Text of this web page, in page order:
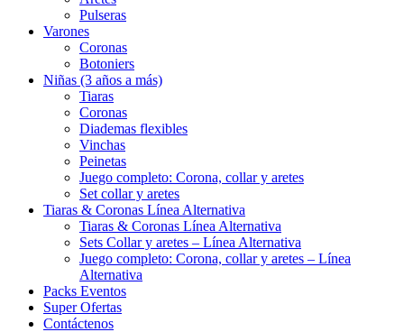
Pulseras
Varones
Coronas
Botoniers
Niñas (3 años a más)
Tiaras
Coronas
Diademas flexibles
Vinchas
Peinetas
Juego completo: Corona, collar y aretes
Set collar y aretes
Tiaras & Coronas Línea Alternativa
Tiaras & Coronas Línea Alternativa
Sets Collar y aretes – Línea Alternativa
Juego completo: Corona, collar y aretes – Línea
Alternativa
Packs Eventos
Super Ofertas
Contáctenos